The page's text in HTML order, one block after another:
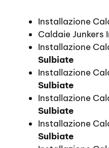
Installazione
Caldaie Junkers
Installazione
Sulbiate
Installazione
Sulbiate
Installazione
Sulbiate
Installazione
Sulbiate